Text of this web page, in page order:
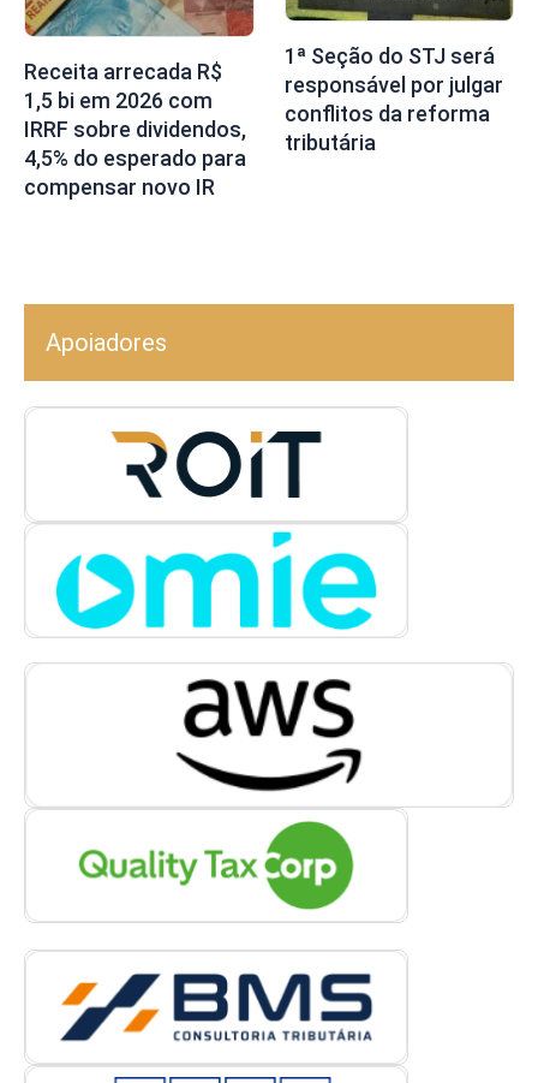
Receita arrecada R$
1,5 bi em 2026 com
IRRF sobre dividendos,
4,5% do esperado para
compensar novo IR
1ª Seção do STJ será
responsável por julgar
conflitos da reforma
tributária
Apoiadores